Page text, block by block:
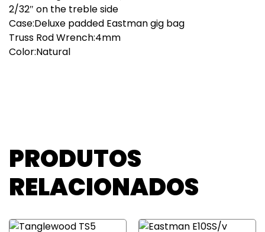
2/32″ on the treble side
Case:Deluxe padded Eastman gig bag
Truss Rod Wrench:4mm
Color:Natural
PRODUTOS
RELACIONADOS